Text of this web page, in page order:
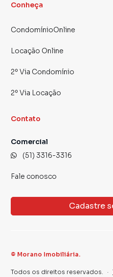
Conheça
CondomínioOnline
Locação Online
2º Via Condomínio
2º Via Locação
Contato
Comercial
(51) 3316-3316
Fale conosco
Cadastre
© Morano Imobiliária.
Todos os direitos reservados. ·